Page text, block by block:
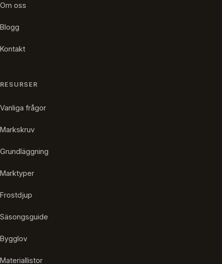
Om oss
Blogg
Kontakt
RESURSER
Vanliga frågor
Markskruv
Grundläggning
Marktyper
Frostdjup
Säsongsguide
Bygglov
Materiallistor